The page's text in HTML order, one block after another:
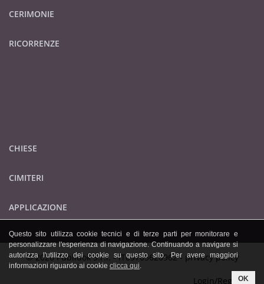
CERIMONIE
RICORRENZE
CHIESE
CIMITERI
APPLICAZIONE
© 2026 Publidok S.r.l. - IT09705620962 - privacy policy
Login/Registrati
Questo sito utilizza cookie tecnici e di terze parti per monitorare e
personalizzare l'esperienza di navigazione. Continuando a navigare si
autorizza l'utilizzo dei cookie su questo sito. Per avere maggiori
informazioni riguardo ai cookie clicca qui.
OK